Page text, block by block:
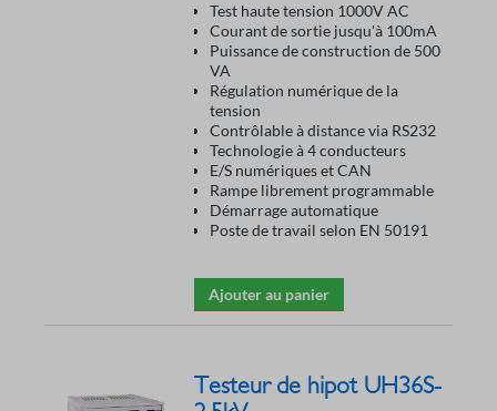
Test haute tension 1000V AC
Courant de sortie jusqu'à 100mA
Puissance de construction de 500
VA
Régulation numérique de la
tension
Contrôlable à distance via RS232
Technologie à 4 conducteurs
E/S numériques et CAN
Rampe librement programmable
Démarrage automatique
Poste de travail selon EN 50191
Ajouter au panier
Testeur de hipot UH36S-